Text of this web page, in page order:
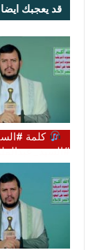
قد يعجبك ايضا
كلمة
حول آخر